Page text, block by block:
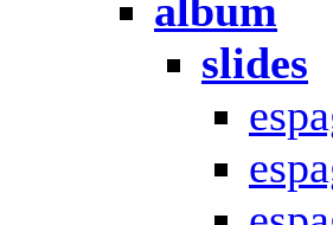
album
slides